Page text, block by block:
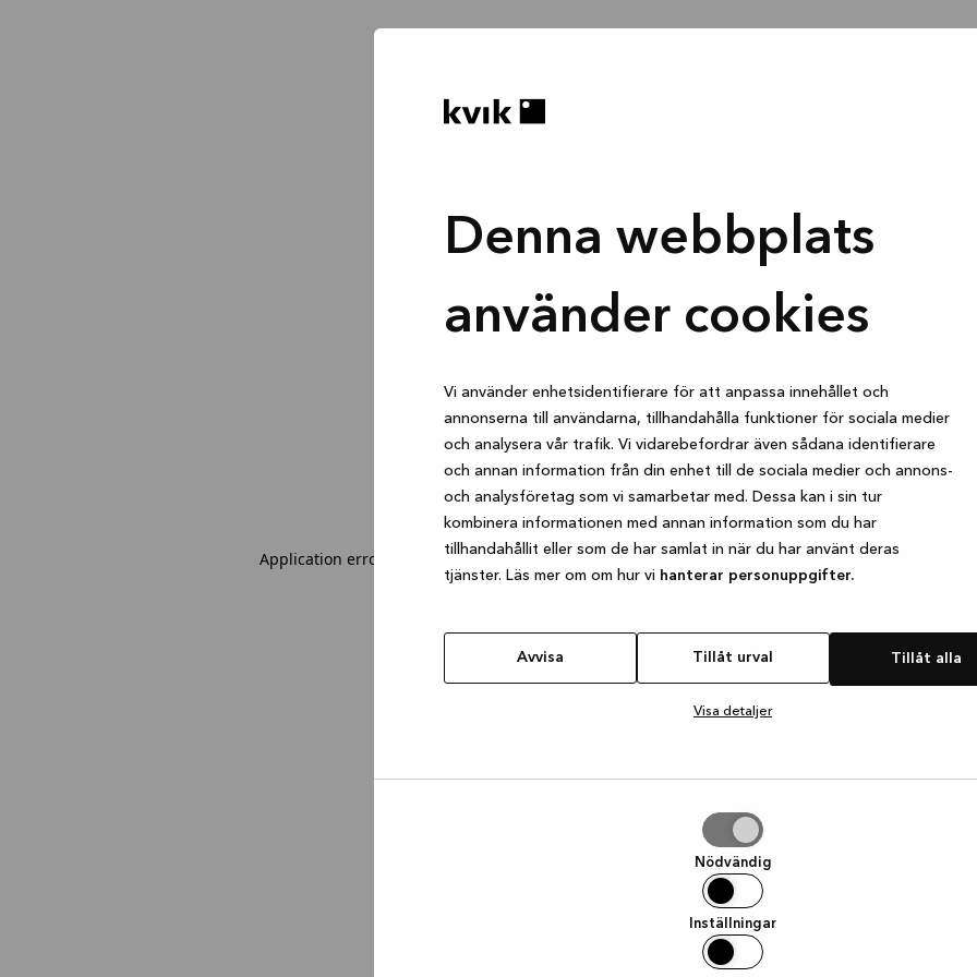
Denna webbplats
använder cookies
Vi använder enhetsidentifierare för att anpassa innehållet och
annonserna till användarna, tillhandahålla funktioner för sociala medier
och analysera vår trafik. Vi vidarebefordrar även sådana identifierare
och annan information från din enhet till de sociala medier och annons-
och analysföretag som vi samarbetar med. Dessa kan i sin tur
kombinera informationen med annan information som du har
tillhandahållit eller som de har samlat in när du har använt deras
tjänster. Läs mer om om hur vi hanterar personuppgifter.
Avvisa Tillåt urval Tillåt alla
Visa detaljer
Nödvändig
Inställningar
Application error: a client-side exception has occurred while loadingwww.kvik.se (see the